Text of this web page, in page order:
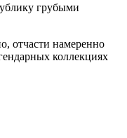
грубыми
отчасти намеренно
коллекциях